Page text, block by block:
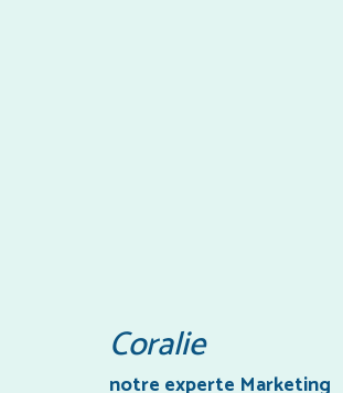
Coralie
notre experte Marketing